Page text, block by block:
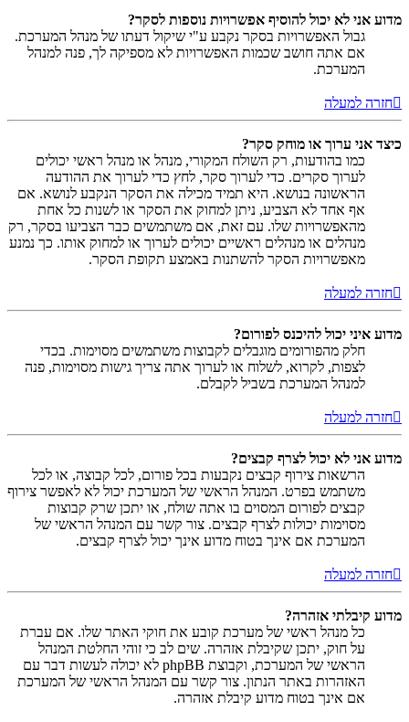
מדוע אני לא יכול להוסיף אפשרויות נוספות לסקר?
גבול האפשרויות בסקר נקבע ע"י שיקול דעתו של מנהל המערכת.
אם אתה חושב שכמות האפשרויות לא מספיקה לך, פנה למנהל
המערכת.
חזרה למעלה
כיצד אני ערוך או מוחק סקר?
כמו בהודעות, רק השולח המקורי, מנהל או מנהל ראשי יכולים
לערוך סקרים. כדי לערוך סקר, לחץ כדי לערוך את ההודעה
הראשונה בנושא. היא תמיד מכילה את הסקר הנקבע לנושא. אם
אף אחד לא הצביע, ניתן למחוק את הסקר או לשנות כל אחת
מהאפשרויות שלו. עם זאת, אם משתמשים כבר הצביעו בסקר, רק
מנהלים או מנהלים ראשיים יכולים לערוך או למחוק אותו. כך נמנע
מאפשרויות הסקר להשתנות באמצע תקופת הסקר.
חזרה למעלה
מדוע איני יכול להיכנס לפורום?
חלק מהפורומים מוגבלים לקבוצות משתמשים מסוימות. בכדי
לצפות, לקרוא, לשלוח או לערוך אתה צריך גישות מסוימות, פנה
למנהל המערכת בשביל לקבלם.
חזרה למעלה
מדוע אני לא יכול לצרף קבצים?
הרשאות צירוף קבצים נקבעות בכל פורום, לכל קבוצה, או לכל
משתמש בפרט. המנהל הראשי של המערכת יכול לא לאפשר צירוף
קבצים לפורום המסוים בו אתה שולח, או יתכן שרק קבוצות
מסוימות יכולות לצרף קבצים. צור קשר עם המנהל הראשי של
המערכת אם אינך בטוח מדוע אינך יכול לצרף קבצים.
חזרה למעלה
מדוע קיבלתי אזהרה?
כל מנהל ראשי של מערכת קובע את חוקי האתר שלו. אם עברת
על חוק, יתכן שקיבלת אזהרה. שים לב כי זוהי החלטת המנהל
הראשי של המערכת, וקבוצת phpBB לא יכולה לעשות דבר עם
האזהרות באתר הנתון. צור קשר עם המנהל הראשי של המערכת
אם אינך בטוח מדוע קיבלת אזהרה.